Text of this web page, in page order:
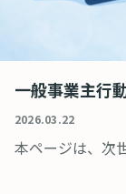
一般事業主行
2026.03.22
本ページは、次